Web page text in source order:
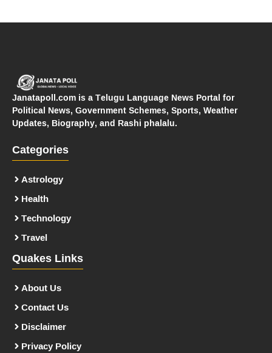
Janatapoll.com is a Telugu Language News Portal for
Political News, Government Schemes, Sports, Weather
Updates, Biography, and Rashi phalalu.
Categories
Astrology
Health
Technology
Travel
Quakes Links
About Us
Contact Us
Disclaimer
Privacy Policy